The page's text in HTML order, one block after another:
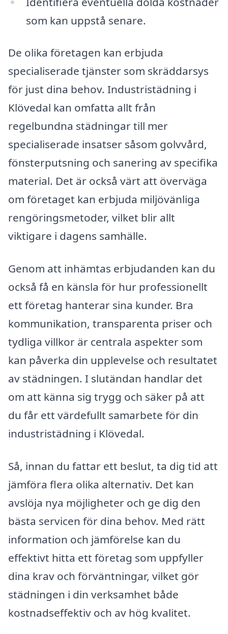
som kan uppstå senare.
De olika företagen kan erbjuda
specialiserade tjänster som skräddarsys
för just dina behov. Industristädning i
Klövedal kan omfatta allt från
regelbundna städningar till mer
specialiserade insatser såsom golvvård,
fönsterputsning och sanering av specifika
material. Det är också värt att överväga
om företaget kan erbjuda miljövänliga
rengöringsmetoder, vilket blir allt
viktigare i dagens samhälle.
Genom att inhämtas erbjudanden kan du
också få en känsla för hur professionellt
ett företag hanterar sina kunder. Bra
kommunikation, transparenta priser och
tydliga villkor är centrala aspekter som
kan påverka din upplevelse och resultatet
av städningen. I slutändan handlar det
om att känna sig trygg och säker på att
du får ett värdefullt samarbete för din
industristädning i Klövedal.
Så, innan du fattar ett beslut, ta dig tid att
jämföra flera olika alternativ. Det kan
avslöja nya möjligheter och ge dig den
bästa servicen för dina behov. Med rätt
information och jämförelse kan du
effektivt hitta ett företag som uppfyller
dina krav och förväntningar, vilket gör
städningen i din verksamhet både
kostnadseffektiv och av hög kvalitet.